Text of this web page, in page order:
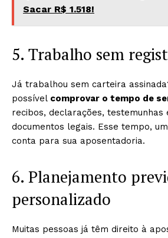
Sacar R$ 1.518!
5. Trabalho sem
Já trabalhou sem carteira
possível comprovar o tempo de
recibos, declarações, testemunhas
documentos legais. Esse tempo,
conta para sua aposentadoria.
6. Planejamento
personalizado
Muitas pessoas já têm direito à